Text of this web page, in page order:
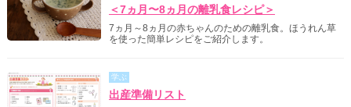
＜7ヵ月〜8ヵ月の離乳食レシピ＞
7ヵ月～8ヵ月の赤ちゃんのための離乳食。ほうれん草
を使った簡単レシピをご紹介します。
学ぶ
出産準備リスト